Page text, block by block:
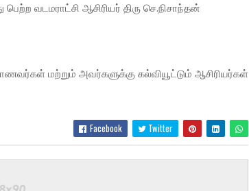
வடமராட்சி ஆசிரியர் திரு செ.நிசாந்தன்
மற்றும் அவர்களுக்கு கல்வியூட்டும் ஆசிரியர்கள்
Facebook Twitter